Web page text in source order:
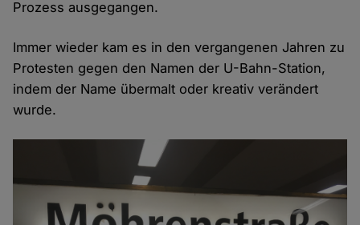
Prozess ausgegangen.
Immer wieder kam es in den vergangenen Jahren zu
Protesten gegen den Namen der U-Bahn-Station,
indem der Name übermalt oder kreativ verändert
wurde.